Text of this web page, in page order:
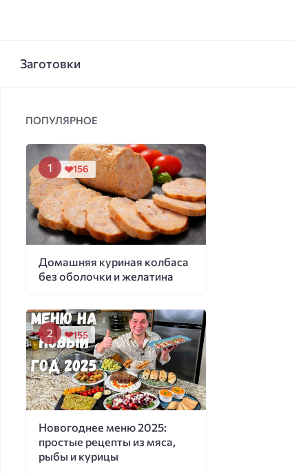
Заготовки
ПОПУЛЯРНОЕ
Домашняя куриная колбаса
без оболочки и желатина
156
Новогоднее меню 2025:
простые рецепты из мяса,
рыбы и курицы
155